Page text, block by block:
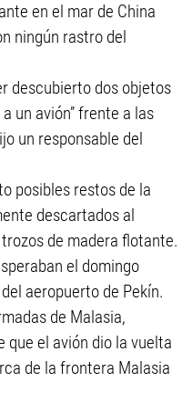
en el mar de China
ningún rastro del
descubierto dos objetos
un avión” frente a las
un responsable del
posibles restos de la
descartados al
de madera flotante.
el domingo
aeropuerto de Pekín.
de Malasia,
el avión dio la vuelta
de la frontera Malasia